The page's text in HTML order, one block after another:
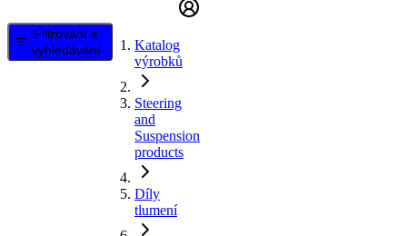
Filtrování a
vyhledávání
Katalog
výrobků
Steering
and
Suspension
products
Díly
tlumení